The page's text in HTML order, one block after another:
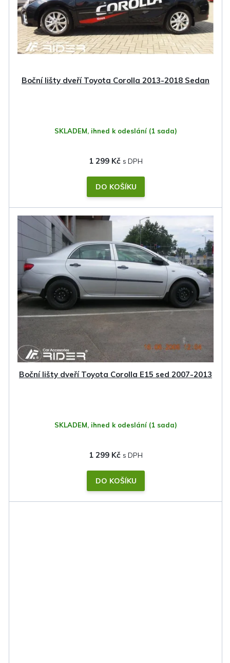
Boční lišty dveří Toyota Corolla 2013-2018 Sedan
SKLADEM, ihned k odeslání (1 sada)
1 299 Kč
DO KOŠÍKU
Boční lišty dveří Toyota Corolla E15 sed 2007-2013
SKLADEM, ihned k odeslání (1 sada)
1 299 Kč
DO KOŠÍKU